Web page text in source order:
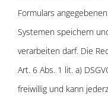
Formulars
Systemen speichern
verarbeiten darf. Die
Art. 6 Abs. 1 lit. a)
freiwillig und kann